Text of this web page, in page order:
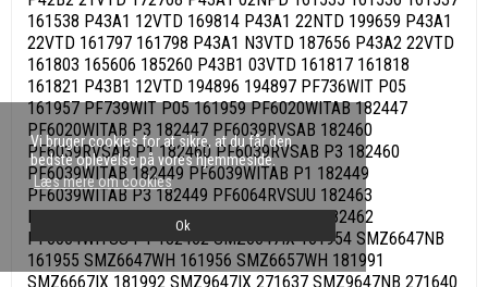
Vi bruger cookies for at sikre, at du får den
bedste oplevelse på vores hjemmeside.
Læs mere om cookies
Ok
161538 P43A1 12VTD 169814 P43A1 22NTD 199659 P43A1
22VTD 161797 161798 P43A1 N3VTD 187656 P43A2 22VTD
161803 165606 185260 P43B1 03VTD 161817 161818
161821 P43B1 12VTD 194896 194897 PF736WIT P05
161957 PF739WIT P05 161959 PF6020WITAB 182447
PF6020WITAB P3 182447 PF6039RVSAB 182460
PF6039RVSAB P1 182460 PF6039RVSAB P3 182460
PF6039WITAB 182449 PF6039WITAB P1 182449
PF6039WITAB P3 182449 PF6064RVSUU 182463
PF6064RVSUU P1 182463 PF6064WITUU 182462
PF6064WITUU P1 182462 SMZ6647IX 161954 SMZ6647NB
161955 SMZ6647WH 161956 SMZ6657WH 181991
SMZ6667IX 181992 SMZ9647IX 271637 SMZ9647NB 271640